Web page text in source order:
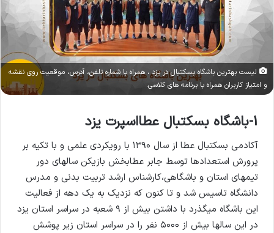
لیست بهترین باشگاه بسکتبال در یزد ، همراه با شماره تلفن، آدرس، موقعیت روی نقشه
و امتیاز کاربران همراه با برنامه های کلاسی.
1-باشگاه بسکتبال عطااسپرت یزد
آکادمی بسکتبال عطا از سال ۱۳۹۰ با رویکردی علمی و با تکیه بر
پرورش استعدادها توسط جابر عطابخش بازیکن سالهای دور
تیمهای استان و باشگاهی،کارشناس ارشد تربیت بدنی و مدرس
دانشگاه تاسیس شد و تا کنون که نزدیک به یک دهه از فعالیت
این باشگاه میگذرد با داشتن بیش از ۹ شعبه در سراسر استان یزد
در این سالها بیش از ۵۰۰۰ نفر را در سراسر استان زیر پوشش